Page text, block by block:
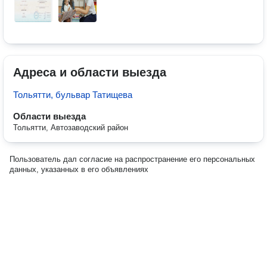
Адреса и области выезда
Тольятти, бульвар Татищева
Области выезда
Тольятти, Автозаводский район
Пользователь дал согласие на распространение его персональных
данных, указанных в его объявлениях